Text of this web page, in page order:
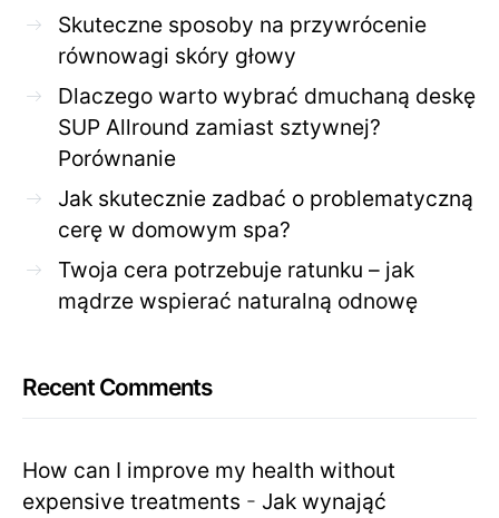
Skuteczne sposoby na przywrócenie
równowagi skóry głowy
Dlaczego warto wybrać dmuchaną deskę
SUP Allround zamiast sztywnej?
Porównanie
Jak skutecznie zadbać o problematyczną
cerę w domowym spa?
Twoja cera potrzebuje ratunku – jak
mądrze wspierać naturalną odnowę
Recent Comments
How can I improve my health without
expensive treatments - Jak wynająć